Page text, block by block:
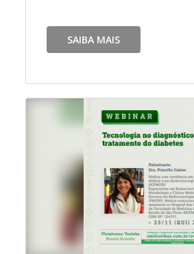
SAIBA MAIS